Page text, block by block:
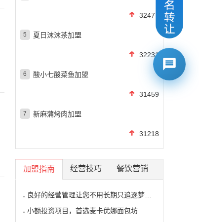
32472
5 夏日沫沫茶加盟
32231
6 酸小七酸菜鱼加盟
31459
7 新麻蒲烤肉加盟
31218
加盟指南 经营技巧 餐饮营销
良好的经营管理让您不用长期只追逐梦想的影子
小额投资项目，首选麦卡优娜面包坊